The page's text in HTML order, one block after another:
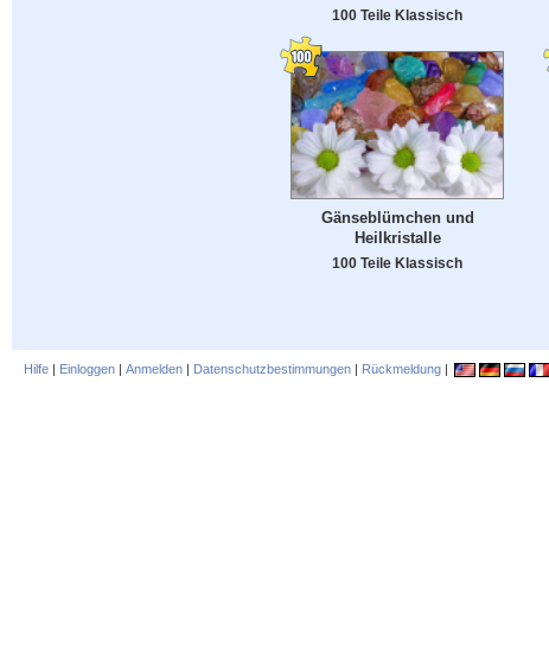
100 Teile Klassisch
Gänseblümchen und
Heilkristalle
100 Teile Klassisch
Hilfe | Einloggen | Anmelden | Datenschutzbestimmungen | Rückmeldung |